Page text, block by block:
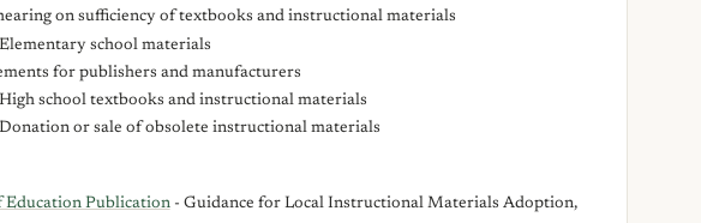
on sufficiency of textbooks and instructional materials
school materials
for publishers and manufacturers
school textbooks and instructional materials
or sale of obsolete instructional materials
Publication- Guidance for Local Instructional Materials Adoption,